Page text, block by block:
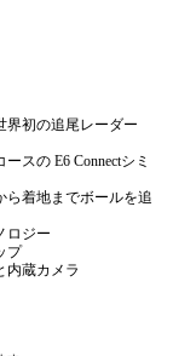
界初の追尾レーダー
スの E6 Connectシミ
ら着地までボールを追
ロジー
プ
内蔵カメラ